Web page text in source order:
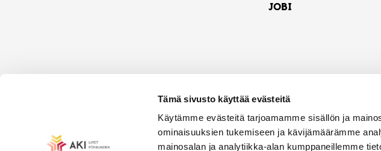
Tämä sivusto käyttää evästeitä
Käytämme evästeitä tarjoamamme sisällön ja
ominaisuuksien tukemiseen ja kävijämäärämme
mainosalan ja analytiikka-alan kumppaneillemme
JOBI